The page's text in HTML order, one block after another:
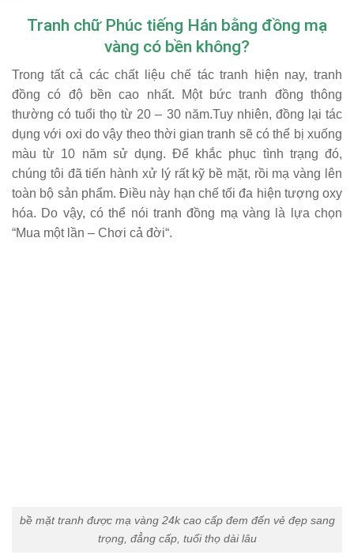
Tranh chữ Phúc tiếng Hán bằng đồng mạ
vàng có bền không?
Trong tất cả các chất liệu chế tác tranh hiện nay, tranh
đồng có độ bền cao nhất. Một bức tranh đồng thông
thường có tuổi thọ từ 20 – 30 năm.Tuy nhiên, đồng lại tác
dụng với oxi do vậy theo thời gian tranh sẽ có thể bị xuống
màu từ 10 năm sử dụng. Để khắc phục tình trạng đó,
chúng tôi đã tiến hành xử lý rất kỹ bề mặt, rồi mạ vàng lên
toàn bộ sản phẩm. Điều này hạn chế tối đa hiện tượng oxy
hóa. Do vậy, có thể nói tranh đồng mạ vàng là lựa chọn
“Mua một lần – Chơi cả đời“.
bề mặt tranh được mạ vàng 24k cao cấp đem đến vẻ đẹp sang
trọng, đẳng cấp, tuổi thọ dài lâu